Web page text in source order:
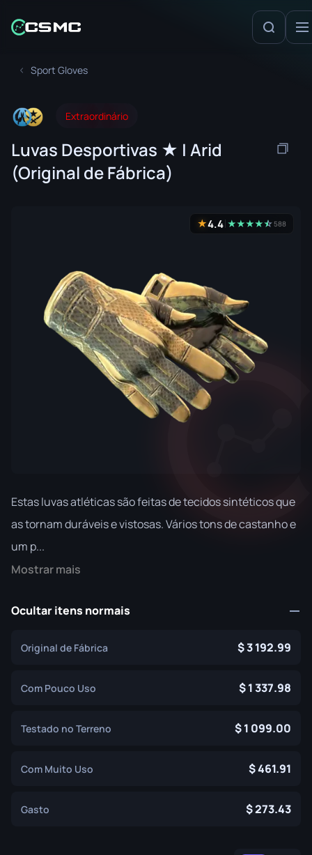
Sport Gloves
Extraordinário
Luvas Desportivas ★ | Arid
(Original de Fábrica)
★4.4 ★★★★★
☆588
Estas luvas atléticas são feitas de tecidos sintéticos que
as tornam duráveis e vistosas. Vários tons de castanho e
um p...
Mostrar mais
Ocultar itens normais
Original de Fábrica 3 192.99
Com Pouco Uso 1 337.98
Testado no Terreno 1 099.00
Com Muito Uso 461.91
Gasto 273.43